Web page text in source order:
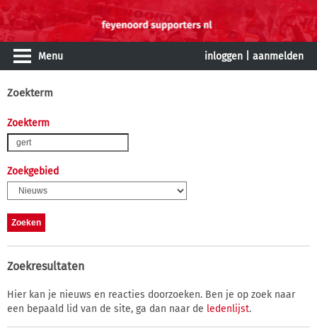
Menu inloggen aanmelden
Zoekterm
Zoekterm
Zoekgebied
Zoekresultaten
Hier kan je nieuws en reacties doorzoeken. Ben je op zoek naar
een bepaald lid van de site, ga dan naar de ledenlijst.